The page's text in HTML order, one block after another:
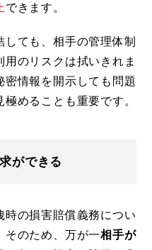
できます。
ても、相手の管理体制
のリスクは拭いきれま
情報を開示しても問題
めることも重要です。
ができる
の損害賠償義務につい
そのため、万が一相手が